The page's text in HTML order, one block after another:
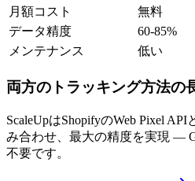
月額コスト
無料
データ精度
60-85%
メンテナンス
低い
両方のトラッキング方法の
ScaleUpはShopifyのWeb Pixel
み合わせ、最大の精度を実現 —
不要です。